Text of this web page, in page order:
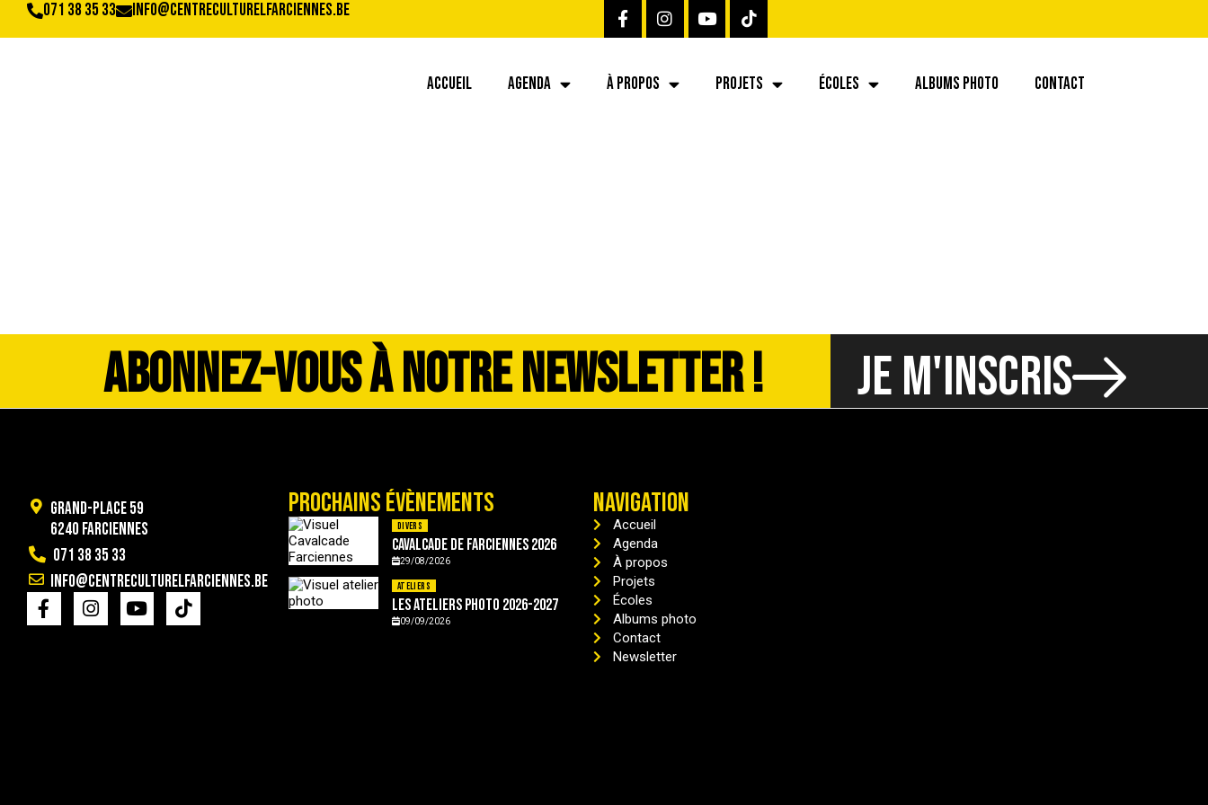
071 38 35 33 info@centreculturelfarciennes.be
ACCUEIL AGENDA À PROPOS PROJETS ÉCOLES ALBUMS PHOTO CONTACT
ABONNEZ-VOUS À NOTRE NEWSLETTER ! JE M'INSCRIS
Grand-Place 59
6240 Farciennes
071 38 35 33
info@centreculturelfarciennes.be
PROCHAINS ÉVÈNEMENTS
Divers
Cavalcade de Farciennes 2026
29/08/2026
Ateliers
Les ateliers photo 2026-2027
09/09/2026
NAVIGATION
Accueil
Agenda
À propos
Projets
Écoles
Albums photo
Contact
Newsletter